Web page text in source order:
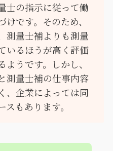
士の指示に従って働
けです。そのため、
測量士補よりも測量
いるほうが高く評価
ようです。しかし、
測量士補の仕事内容
、企業によっては同
スもあります。